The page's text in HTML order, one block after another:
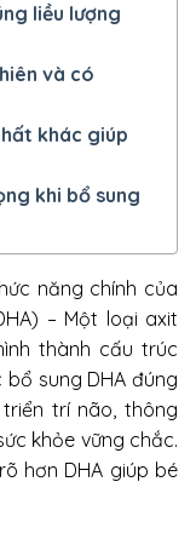
liều lượng
và có
khác giúp
khi bổ sung
năng chính của
– Một loại axit
thành cấu trúc
sung DHA đúng
trí não, thông
khỏe vững chắc.
hơn DHA giúp bé